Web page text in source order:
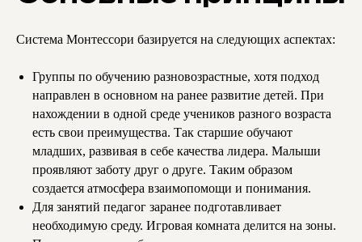
Система Монтессори базируется на следующих аспектах:
Группы по обучению разновозрастные, хотя подход
направлен в основном на ранее развитие детей. При
нахождении в одной среде учеников разного возраста
есть свои преимущества. Так старшие обучают
младших, развивая в себе качества лидера. Малыши
проявляют заботу друг о друге. Таким образом
создается атмосфера взаимопомощи и понимания.
Для занятий педагог заранее подготавливает
необходимую среду. Игровая комната делится на зоны.